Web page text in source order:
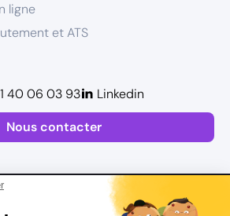
ligne
et ATS
Nous contacter
40 06 03 93 Linkedin